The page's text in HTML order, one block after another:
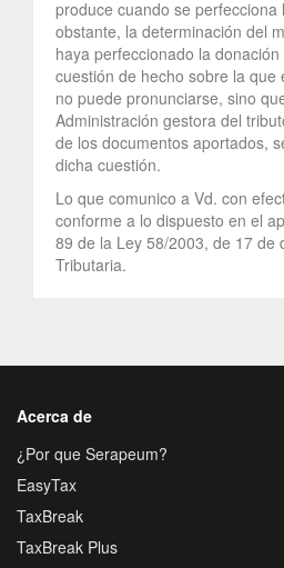
produce cuando se perfecciona
obstante, la determinación del
haya perfeccionado la
cuestión de hecho sobre la que
no puede pronunciarse, sino
Administración gestora del
de los documentos aportados,
dicha cuestión.
Lo que comunico a Vd. con
conforme a lo dispuesto en el
89 de la Ley 58/2003, de 17 de
Tributaria.
Acerca de
¿Por que Serapeum?
EasyTax
TaxBreak
TaxBreak Plus